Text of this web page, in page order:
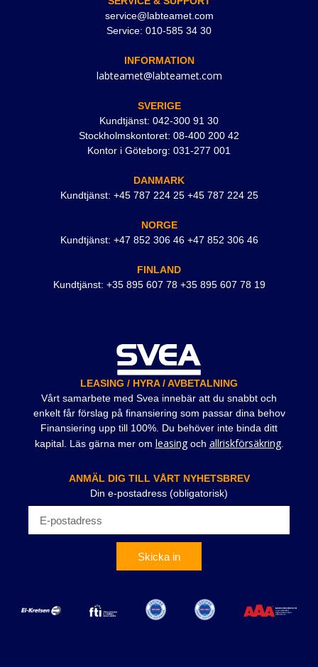
service@labteamet.com
Service: 010-585 34 30
INFORMATION
labteamet@labteamet.com
SVERIGE
Kundtjänst: 042-300 91 30
Stockholmskontoret: 08-400 200 42
Kontor i Göteborg: 031-277 001
DANMARK
Kundtjänst: +45 787 224 25 +45 787 224 25
NORGE
Kundtjänst: +47 852 306 46 +47 852 306 46
FINLAND
Kundtjänst: +35 895 607 78 +35 895 607 78 19
LEASING / HYRA / AVBETALNING
Vårt samarbete med Svea innebär att du snabbt och
enkelt får förslag på finansiering som passar dina behov
Finansiering upp till 100%. Du behöver inte binda ditt
kapital. Läs gärna mer om leasingoch allriskförsäkring.
ANMÄL DIG TILL VÅRT NYHETSBREV
Din e-postadress (obligatorisk)
Skicka in